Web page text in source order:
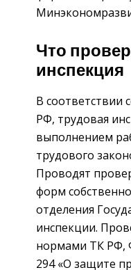
Что
инспекция
В соответствии
РФ, трудовая
выполнением
трудового
Проводят
форм
отделения
инспекции.
нормами ТК РФ,
294 «О защите